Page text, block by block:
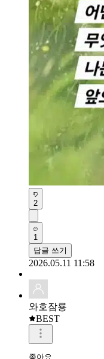
2
1
답글 쓰기
2026.05.11 11:58
와호잠룡
BEST
좋아요